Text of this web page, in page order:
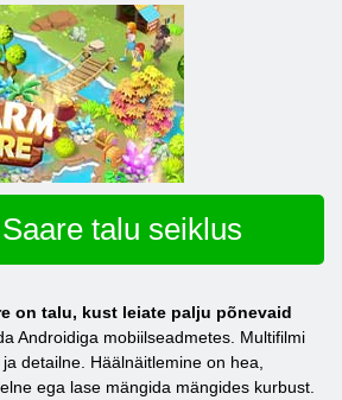
talu seiklus
on talu, kust leiate palju põnevaid
Androidiga mobiilseadmetes. Multifilmi
detailne. Häälnäitlemine on hea,
ega lase mängida mängides kurbust.